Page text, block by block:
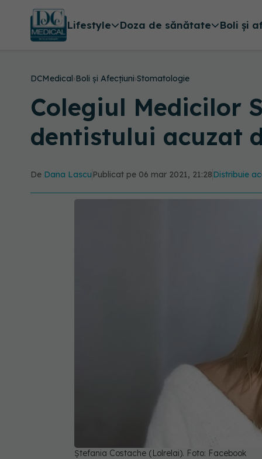
Lifestyle Doza de sănătate Boli și
DCMedical›Boli și Afecțiuni›Stomatologie
Colegiul Medicilor
dentistului acuzat
De Dana Lascu Publicat pe 06 mar 2021, 21:28Distribuie
Ștefania Costache (Lolrelai). Foto: Facebook